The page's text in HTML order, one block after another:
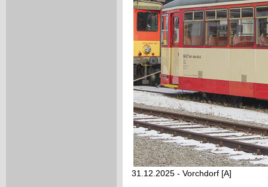
31.12.2025 - Vorchdorf [A]